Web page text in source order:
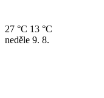
27 °C 13 °C
neděle 9. 8.